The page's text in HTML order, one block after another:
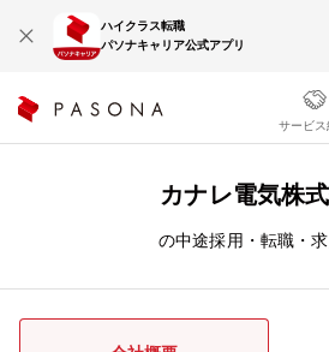
ハイクラス転職
パソナキャリア公式アプリ
サービス
カナレ電気株
の中途採用・転職・